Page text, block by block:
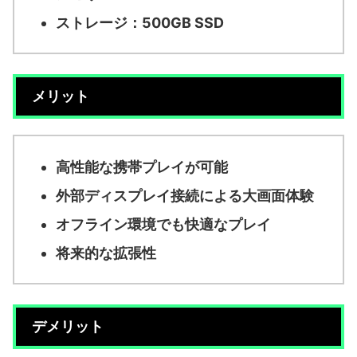
ストレージ：500GB SSD
メリット
高性能な携帯プレイが可能
外部ディスプレイ接続による大画面体験
オフライン環境でも快適なプレイ
将来的な拡張性
デメリット